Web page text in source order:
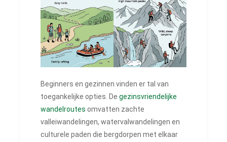
Beginners en gezinnen vinden er tal van
toegankelijke opties. De gezinsvriendelijke
wandelroutes omvatten zachte
valleiwandelingen, watervalwandelingen en
culturele paden die bergdorpen met elkaar